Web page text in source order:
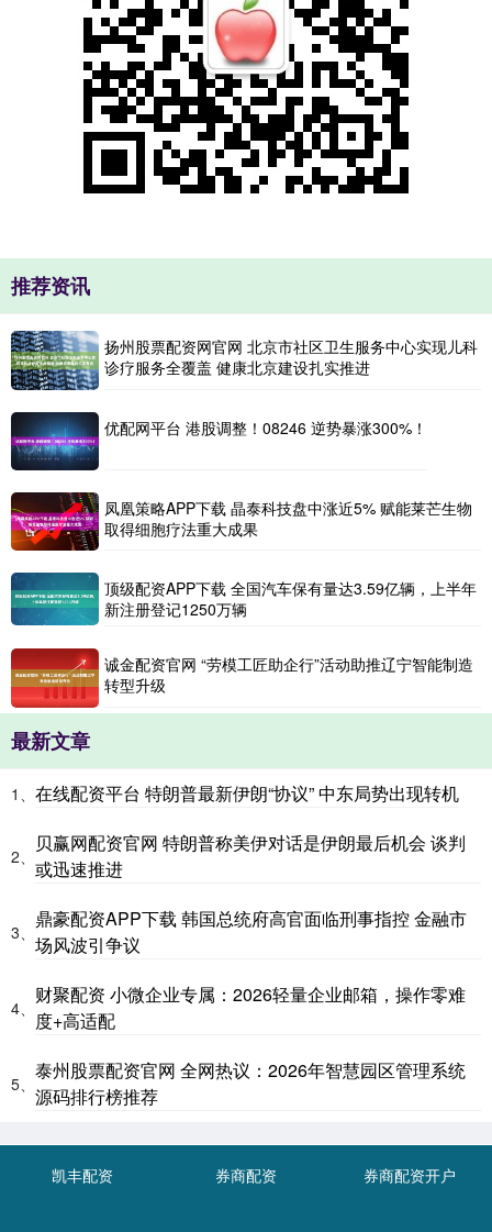
推荐资讯
扬州股票配资网官网 北京市社区卫生服务中心实现儿科
诊疗服务全覆盖 健康北京建设扎实推进
优配网平台 港股调整！08246 逆势暴涨300%！
凤凰策略APP下载 晶泰科技盘中涨近5% 赋能莱芒生物
取得细胞疗法重大成果
顶级配资APP下载 全国汽车保有量达3.59亿辆，上半年
新注册登记1250万辆
诚金配资官网 “劳模工匠助企行”活动助推辽宁智能制造
转型升级
最新文章
1、 在线配资平台 特朗普最新伊朗“协议” 中东局势出现转机
2、
贝赢网配资官网 特朗普称美伊对话是伊朗最后机会 谈判
或迅速推进
3、
鼎豪配资APP下载 韩国总统府高官面临刑事指控 金融市
场风波引争议
4、
财聚配资 小微企业专属：2026轻量企业邮箱，操作零难
度+高适配
5、
泰州股票配资官网 全网热议：2026年智慧园区管理系统
源码排行榜推荐
凯丰配资 券商配资 券商配资开户